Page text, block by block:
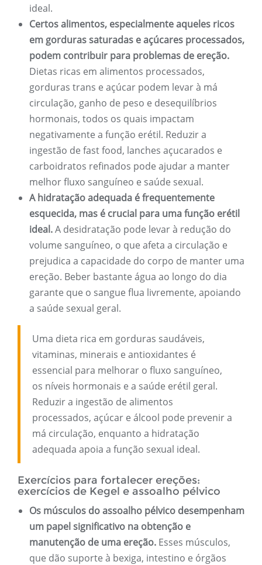
ideal.
Certos alimentos, especialmente aqueles ricos
em gorduras saturadas e açúcares processados,
podem contribuir para problemas de ereção.
Dietas ricas em alimentos processados,
gorduras trans e açúcar podem levar à má
circulação, ganho de peso e desequilíbrios
hormonais, todos os quais impactam
negativamente a função erétil. Reduzir a
ingestão de fast food, lanches açucarados e
carboidratos refinados pode ajudar a manter
melhor fluxo sanguíneo e saúde sexual.
A hidratação adequada é frequentemente
esquecida, mas é crucial para uma função erétil
ideal.A desidratação pode levar à redução do
volume sanguíneo, o que afeta a circulação e
prejudica a capacidade do corpo de manter uma
ereção. Beber bastante água ao longo do dia
garante que o sangue flua livremente, apoiando
a saúde sexual geral.
Uma dieta rica em gorduras saudáveis,
vitaminas, minerais e antioxidantes é
essencial para melhorar o fluxo sanguíneo,
os níveis hormonais e a saúde erétil geral.
Reduzir a ingestão de alimentos
processados, açúcar e álcool pode prevenir a
má circulação, enquanto a hidratação
adequada apoia a função sexual ideal.
Exercícios para fortalecer ereções:
exercícios de Kegel e assoalho pélvico
Os músculos do assoalho pélvico desempenham
um papel significativo na obtenção e
manutenção de uma ereção. Esses músculos,
que dão suporte à bexiga, intestino e órgãos